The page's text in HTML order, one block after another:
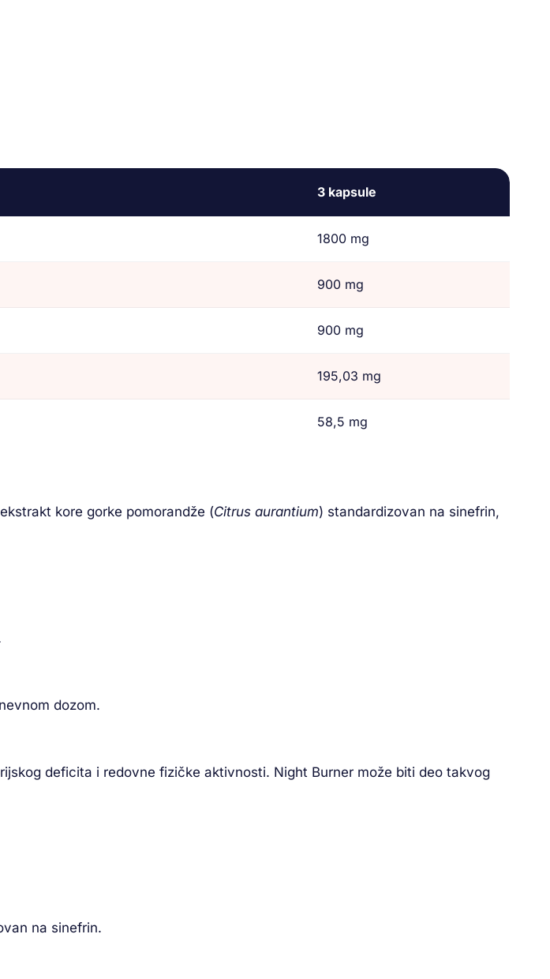
3 kapsule
1800 mg
900 mg
900 mg
195,03 mg
58,5 mg
kore gorke pomorandže (Citrus aurantium) standardizovan na sinefrin,
dozom.
deficita i redovne fizičke aktivnosti. Night Burner može biti deo takvog
na sinefrin.